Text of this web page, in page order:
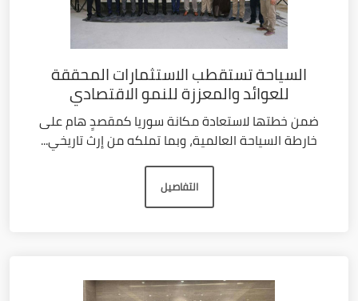
السياحة تستقطب الاستثمارات المحققة
للعوائد والمعززة للنمو الاقتصادي
ضمن خطتها لاستعادة مكانة سوريا كمقصدٍ هام على
خارطة السياحة العالمية، وبما تملكه من إرث تاريخي...
التفاصيل